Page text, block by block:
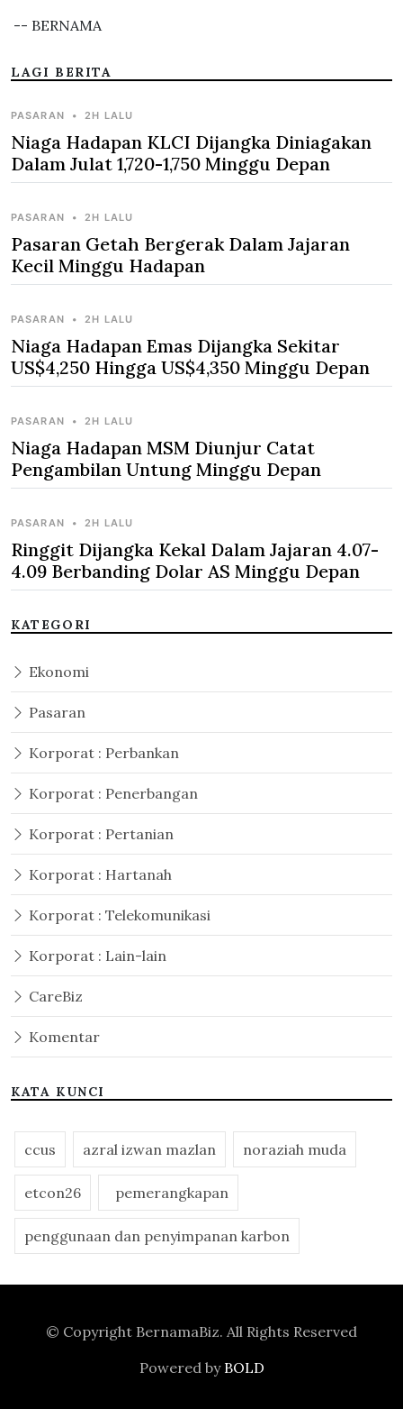
-- BERNAMA
LAGI BERITA
PASARAN • 2H LALU
Niaga Hadapan KLCI Dijangka Diniagakan
Dalam Julat 1,720-1,750 Minggu Depan
PASARAN • 2H LALU
Pasaran Getah Bergerak Dalam Jajaran
Kecil Minggu Hadapan
PASARAN • 2H LALU
Niaga Hadapan Emas Dijangka Sekitar
US$4,250 Hingga US$4,350 Minggu Depan
PASARAN • 2H LALU
Niaga Hadapan MSM Diunjur Catat
Pengambilan Untung Minggu Depan
PASARAN • 2H LALU
Ringgit Dijangka Kekal Dalam Jajaran 4.07-
4.09 Berbanding Dolar AS Minggu Depan
KATEGORI
Ekonomi
Pasaran
Korporat : Perbankan
Korporat : Penerbangan
Korporat : Pertanian
Korporat : Hartanah
Korporat : Telekomunikasi
Korporat : Lain-lain
CareBiz
Komentar
KATA KUNCI
ccus azral izwan mazlan noraziah muda
etcon26 pemerangkapan
penggunaan dan penyimpanan karbon
© Copyright BernamaBiz. All Rights Reserved
Powered by BOLD